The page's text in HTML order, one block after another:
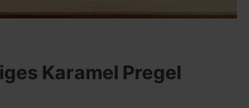
Karamel Pregel